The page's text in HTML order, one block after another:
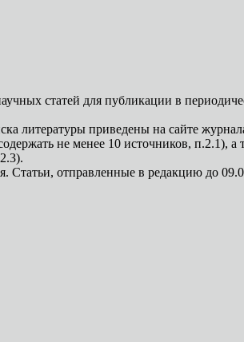
статей для публикации в
литературы приведены на сайте
не менее 10 источников, п.2.1), а
Статьи, отправленные в редакцию до